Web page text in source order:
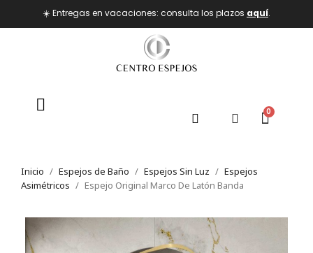
☀️ Entregas en vacaciones: consulta los plazos aquí.
Inicio Espejos de Baño Espejos Sin Luz
Espejos
Asimétricos
Espejo Original Marco De Latón Banda